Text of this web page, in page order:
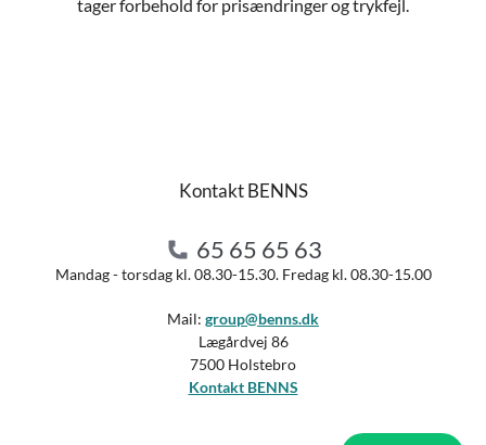
tager forbehold for prisændringer og trykfejl.
Kontakt BENNS
65 65 65 63
Mandag - torsdag kl. 08.30-15.30. Fredag kl. 08.30-15.00
Mail: group@benns.dk
Lægårdvej 86
7500 Holstebro
Kontakt BENNS